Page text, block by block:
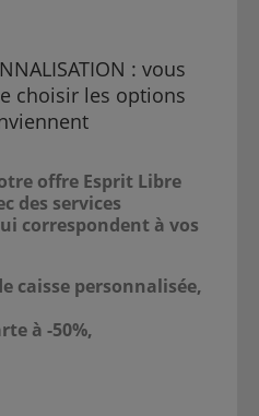
: vous
choisir les options
offre Esprit Libre
des services
correspondent à vos
caisse personnalisée,
à -50%,